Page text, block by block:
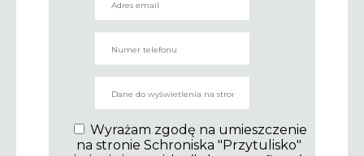
Wyrażam zgodę na umieszczenie
na stronie Schroniska "Przytulisko"